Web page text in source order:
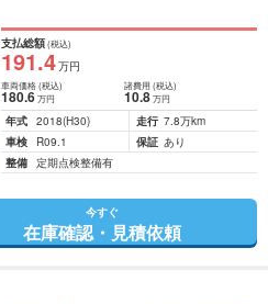
支払総額(税込)
191.4万円
車両価格(税込)
180.6万円
諸費用 (税込)
10.8 万円
年式 2018(H30) 走行 7.8万km
車検
R09.1 保証 あり
整備 定期点検整備有
今すぐ
在庫確認・見積依頼